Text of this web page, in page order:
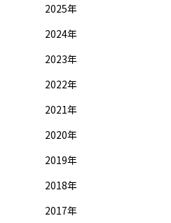
2025年
2024年
2023年
2022年
2021年
2020年
2019年
2018年
2017年